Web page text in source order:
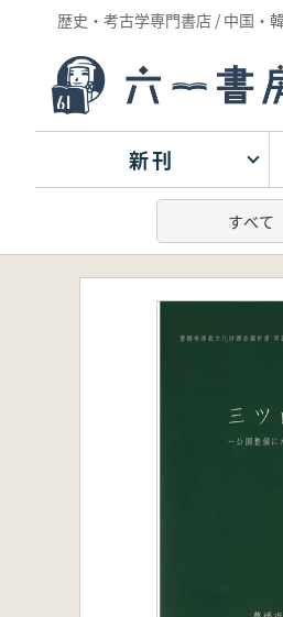
歴史・考古学専門書店 / 中国・
新刊